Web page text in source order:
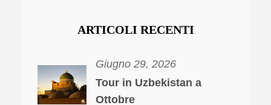
ARTICOLI RECENTI
Giugno 29, 2026
Tour in Uzbekistan a
Ottobre